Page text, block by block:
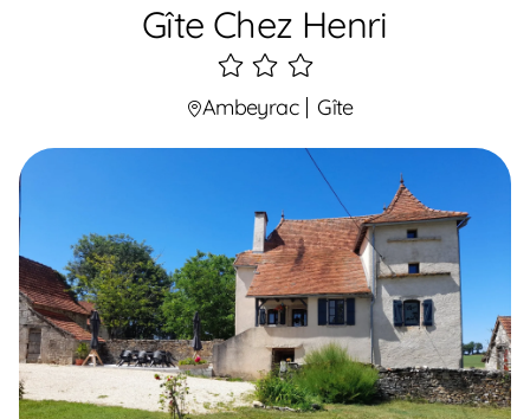
Gîte Chez Henri
3
étoiles
Ambeyrac Gîte